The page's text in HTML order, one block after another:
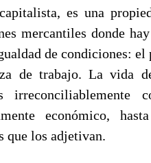
es una
mercantiles donde
de condiciones:
de trabajo. La vida
económico,
que los adjetivan.